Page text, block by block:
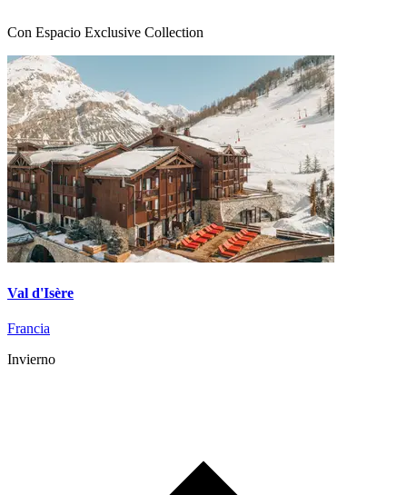
Con Espacio Exclusive Collection
Val d'Isère
Francia
Invierno